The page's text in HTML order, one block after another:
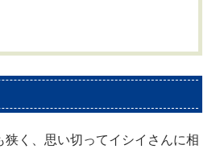
狭く、思い切ってイシイさんに相